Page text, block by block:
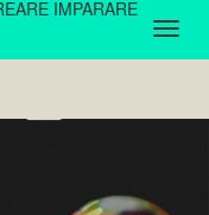
IMPARARE